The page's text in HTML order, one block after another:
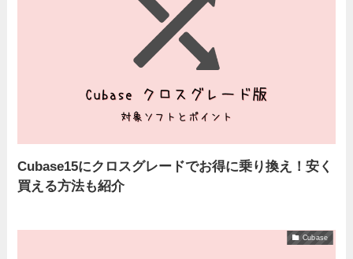
Cubase15にクロスグレードでお得に乗り換え！安く
買える方法も紹介
Cubase